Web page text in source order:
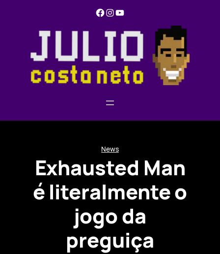
Facebook Instagram YouTube
News
Exhausted Man
é literalmente o
jogo da
preguiça